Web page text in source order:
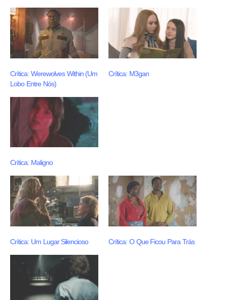
Crítica: Werewolves Within (Um
Lobo Entre Nós)
Crítica: M3gan
Crítica: Maligno
Crítica: Um Lugar Silencioso Crítica: O Que Ficou Para Trás